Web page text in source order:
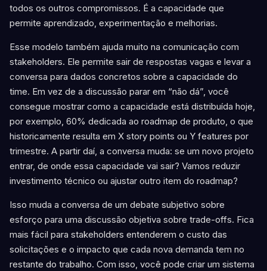
todos os outros compromissos. É a capacidade que
permite aprendizado, experimentação e melhorias.
Esse modelo também ajuda muito na comunicação com
stakeholders. Ele permite sair de respostas vagas e levar a
conversa para dados concretos sobre a capacidade do
time. Em vez de a discussão parar em “não dá”, você
consegue mostrar como a capacidade está distribuída hoje,
por exemplo, 60% dedicada ao roadmap de produto, o que
historicamente resulta em X story points ou Y features por
trimestre. A partir daí, a conversa muda: se um novo projeto
entrar, de onde essa capacidade vai sair? Vamos reduzir
investimento técnico ou ajustar outro item do roadmap?
Isso muda a conversa de um debate subjetivo sobre
esforço para uma discussão objetiva sobre trade-offs. Fica
mais fácil para stakeholders entenderem o custo das
solicitações e o impacto que cada nova demanda tem no
restante do trabalho. Com isso, você pode criar um sistema